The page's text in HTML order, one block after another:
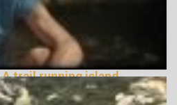
trail running island